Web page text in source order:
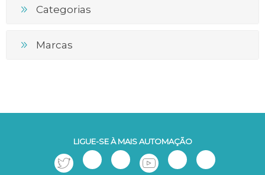
Categorias
Marcas
LIGUE-SE À MAIS AUTOMAÇÃO